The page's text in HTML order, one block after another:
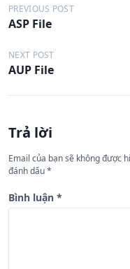
Đ
i
ề
u
h
ớ
n
g
b
PREVIOUS POST
ASP File
NEXT POST
AUP File
Trả lời
Email của bạn sẽ không được
đánh dấu*
Bình luận *